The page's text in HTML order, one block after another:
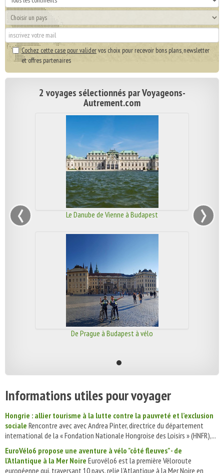
Cochez cette case pour validervos choix pour recevoir bons plans, newsletter
et offres partenaires
2 voyages sélectionnés par Voyageons-
Autrement.com
Le Danube de Vienne à Budapest
De Prague à Budapest à vélo
‹ ›
Informations utiles pour voyager
Hongrie : allier tourisme à la lutte contre la pauvreté et l’exclusion
sociale Rencontre avec avec Andrea Pinter, directrice du département
international de la « Fondation Nationale Hongroise des Loisirs » (HNFR),...
EuroVélo6 propose une aventure à vélo "côté fleuves" - de
l'Atlantique à la Mer Noire Eurovélo6 est la première Véloroute
européenne qui, traversant 10 pays, relie l'Atlantique à la Mer Noire en